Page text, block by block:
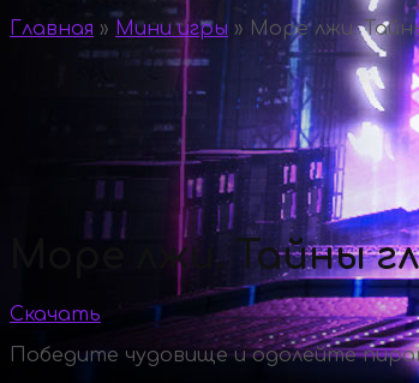
Главная » Мини игры » Море лжи.
Море лжи. Тайны
Скачать
Победите чудовище и одолейте